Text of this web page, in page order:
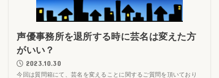
声優事務所を退所する時に芸名は変えた方
がいい？
2023.10.30
今回は質問箱にて、芸名を変えることに関するご質問を頂いており